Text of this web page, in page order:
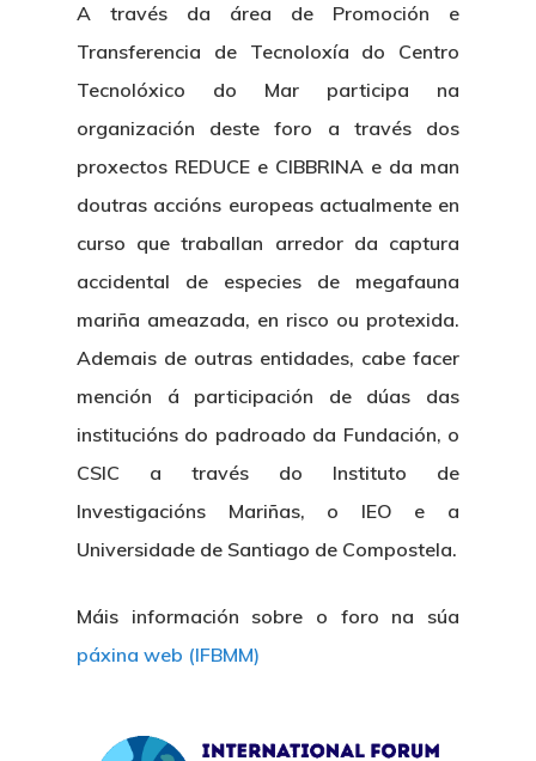
A través da área de Promoción e
Transferencia de Tecnoloxía do Centro
Tecnolóxico do Mar participa na
organización deste foro a través dos
proxectos REDUCE e CIBBRINA e da man
doutras accións europeas actualmente en
curso que traballan arredor da captura
accidental de especies de megafauna
mariña ameazada, en risco ou protexida.
Ademais de outras entidades, cabe facer
mención á participación de dúas das
institucións do padroado da Fundación, o
CSIC a través do Instituto de
Investigacións Mariñas, o IEO e a
Universidade de Santiago de Compostela.
Máis información sobre o foro na súa
páxina web (IFBMM)